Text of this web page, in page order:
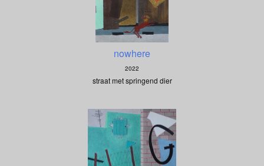
nowhere
2022
straat met springend dier